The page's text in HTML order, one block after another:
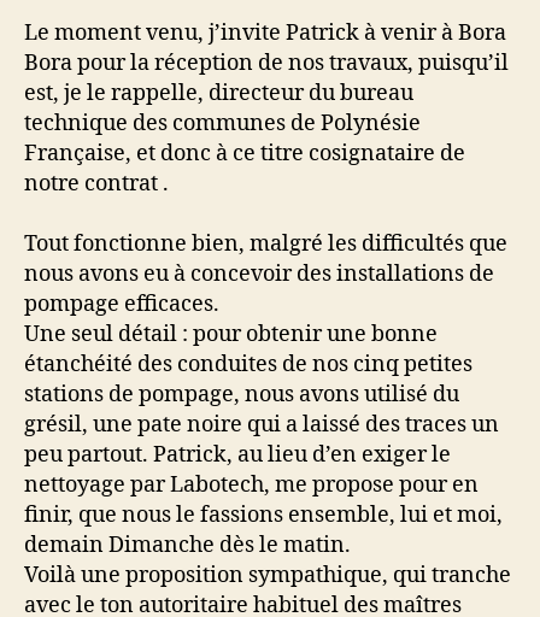
Le moment venu, j’invite Patrick à venir à Bora
Bora pour la réception de nos travaux, puisqu’il
est, je le rappelle, directeur du bureau
technique des communes de Polynésie
Française, et donc à ce titre cosignataire de
notre contrat .
Tout fonctionne bien, malgré les difficultés que
nous avons eu à concevoir des installations de
pompage efficaces.
Une seul détail : pour obtenir une bonne
étanchéité des conduites de nos cinq petites
stations de pompage, nous avons utilisé du
grésil, une pate noire qui a laissé des traces un
peu partout. Patrick, au lieu d’en exiger le
nettoyage par Labotech, me propose pour en
finir, que nous le fassions ensemble, lui et moi,
demain Dimanche dès le matin.
Voilà une proposition sympathique, qui tranche
avec le ton autoritaire habituel des maîtres